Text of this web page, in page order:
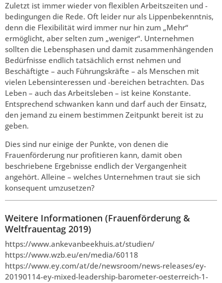
Zuletzt ist immer wieder von flexiblen Arbeitszeiten und -
bedingungen die Rede. Oft leider nur als Lippenbekenntnis,
denn die Flexibilität wird immer nur hin zum „Mehr“
ermöglicht, aber selten zum „weniger“. Unternehmen
sollten die Lebensphasen und damit zusammenhängenden
Bedürfnisse endlich tatsächlich ernst nehmen und
Beschäftigte – auch Führungskräfte – als Menschen mit
vielen Lebensinteressen und -bereichen betrachten. Das
Leben – auch das Arbeitsleben – ist keine Konstante.
Entsprechend schwanken kann und darf auch der Einsatz,
den jemand zu einem bestimmen Zeitpunkt bereit ist zu
geben.
Dies sind nur einige der Punkte, von denen die
Frauenförderung nur profitieren kann, damit oben
beschriebene Ergebnisse endlich der Vergangenheit
angehört. Alleine – welches Unternehmen traut sie sich
konsequent umzusetzen?
Weitere Informationen (Frauenförderung &
Weltfrauentag 2019)
https://www.ankevanbeekhuis.at/studien/
https://www.wzb.eu/en/media/60118
https://www.ey.com/at/de/newsroom/news-releases/ey-
20190114-ey-mixed-leadership-barometer-oesterreich-1-